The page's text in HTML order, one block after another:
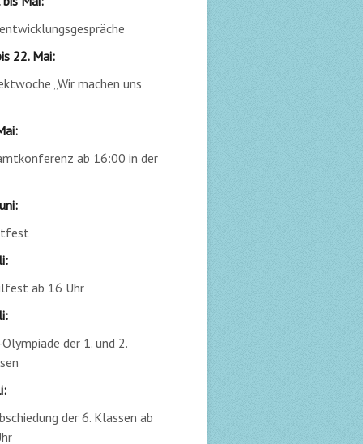
22. Mai:
„Wir machen uns
ab 16:00 in der
ab 16 Uhr
der 1. und 2.
der 6. Klassen ab